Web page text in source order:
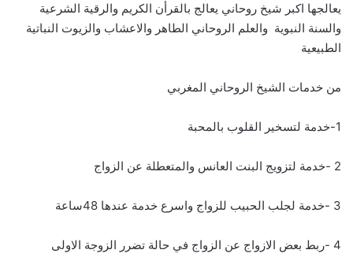
يعالجها اكبر شيخ روحاني يعالج بالقرأن الكريم والرقية الشرعية
والسنة النبوية والعلم الروحاني الطاهر والاعشاب والزيوت النباتية
الطبيعية
من خدمات الشيخ الروحاني المغربي
1-خدمة لتسخير القلوب بالمحبة
2 -خدمة لتزويج البنت العانس والمتعطلة عن الزواج
3 -خدمة لجلب الحبيب للزواج واسرع خدمة عندها 48ساعة
4 -ربط بعض الازواج عن الزواج في حالة تضرر الزوجة الاولى